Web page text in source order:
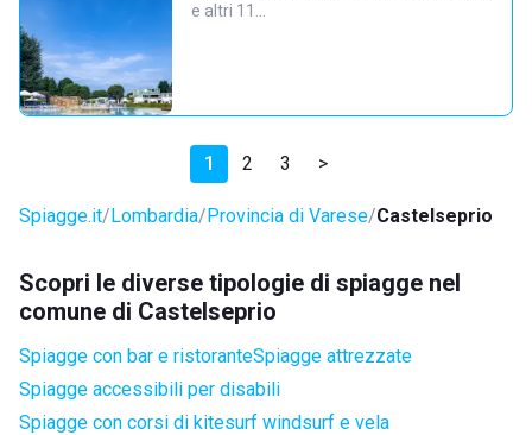
e altri 11…
1 2 3 >
Spiagge.it Lombardia Provincia di Varese Castelseprio
Scopri le diverse tipologie di spiagge nel
comune di Castelseprio
Spiagge con bar e ristoranteSpiagge attrezzate
Spiagge accessibili per disabili
Spiagge con corsi di kitesurf windsurf e vela